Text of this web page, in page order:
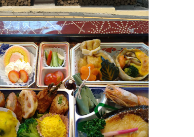
20：00
定休日：なし
番号：0197-48-9095
羅々
地：奥州市水沢東町22-1
ト対応時間：9：00 ～ 17：
00